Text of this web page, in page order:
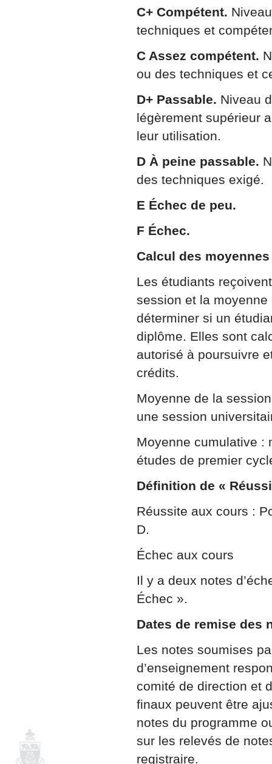
C+ Compétent.
techniques et
C Assez compétent.
ou des techniques et
D+ Passable. Niveau
légèrement supérieur
leur utilisation.
D À peine passable.
des techniques exigé.
E Échec de peu.
F Échec.
Calcul des moyennes
Les étudiants
session et la
déterminer si un
diplôme. Elles sont
autorisé à poursuivre
crédits.
Moyenne de la
une session
Moyenne cumulative :
études de premier
Définition de «
Réussite aux cours :
D.
Échec aux cours
Il y a deux notes
Échec ».
Dates de remise des
Les notes soumises
d’enseignement
comité de direction et
finaux peuvent être
notes du programme
sur les relevés de
registraire.